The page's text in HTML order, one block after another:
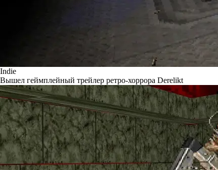
Indie
Вышел геймплейный трейлер ретро-хоррора Derelikt